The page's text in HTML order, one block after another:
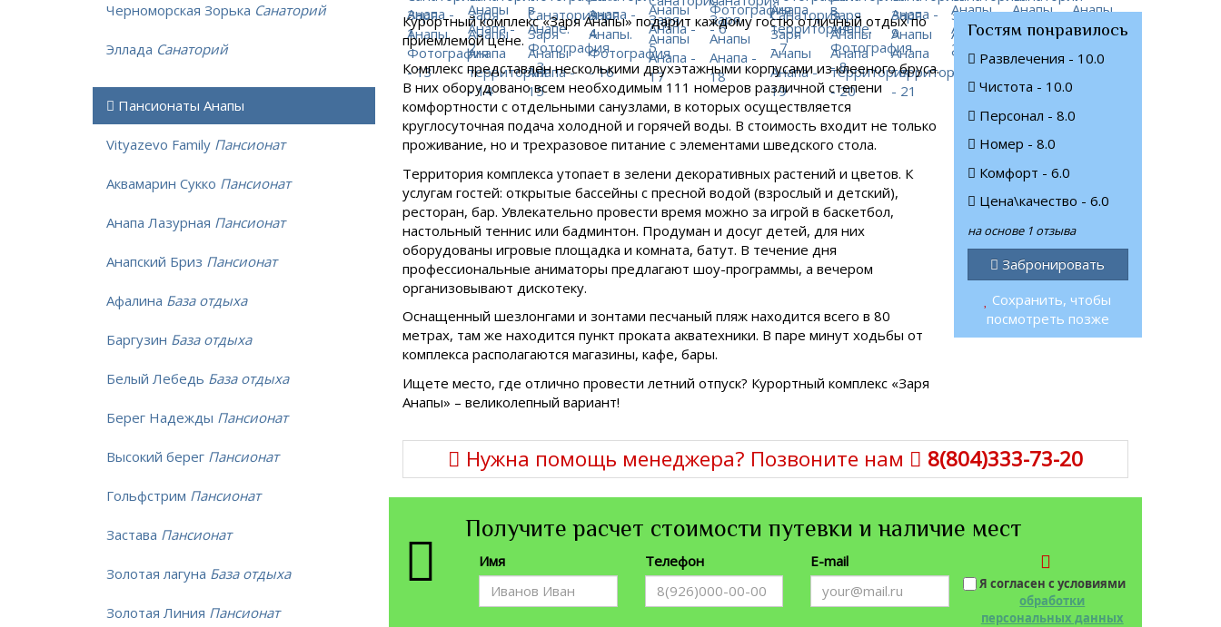
Курортный комплекс «Заря Анапы» подарит каждому гостю отличный отдых по
приемлемой цене.
Комплекс представлен несколькими двухэтажными корпусами из клееного бруса.
В них оборудовано всем необходимым 111 номеров различной степени
комфортности с отдельными санузлами, в которых осуществляется
круглосуточная подача холодной и горячей воды. В стоимость входит не только
проживание, но и трехразовое питание с элементами шведского стола.
Территория комплекса утопает в зелени декоративных растений и цветов. К
услугам гостей: открытые бассейны с пресной водой (взрослый и детский),
ресторан, бар. Увлекательно провести время можно за игрой в баскетбол,
настольный теннис или бадминтон. Продуман и досуг детей, для них
оборудованы игровые площадка и комната, батут. В течение дня
профессиональные аниматоры предлагают шоу-программы, а вечером
организовывают дискотеку.
Оснащенный шезлонгами и зонтами песчаный пляж находится всего в 80
метрах, там же находится пункт проката акватехники. В паре минут ходьбы от
комплекса располагаются магазины, кафе, бары.
Ищете место, где отлично провести летний отпуск? Курортный комплекс «Заря
Анапы» – великолепный вариант!
Гостям понравилось
Развлечения - 10.0
Чистота - 10.0
Персонал - 8.0
Номер - 8.0
Комфорт - 6.0
Цена\качество - 6.0
на основе 1 отзыва
Забронировать
Сохранить, чтобы
посмотреть позже
Нужна помощь менеджера? Позвоните нам 8(804)333-73-20
Получите расчет стоимости путевки и наличие мест
Имя Телефон E-mail
Я согласен с условиями
обработки
персональных данных
Черноморская Зорька Санаторий
Эллада Санаторий
Пансионаты Анапы
Vityazevo Family Пансионат
Аквамарин Сукко Пансионат
Анапа Лазурная Пансионат
Анапский Бриз Пансионат
Афалина База отдыха
Баргузин База отдыха
Белый Лебедь База отдыха
Берег Надежды Пансионат
Высокий берег Пансионат
Гольфстрим Пансионат
Застава Пансионат
Золотая лагуна База отдыха
Золотая Линия Пансионат